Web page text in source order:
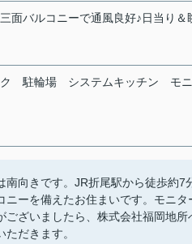
面バルコニーで通風良好♪日当り
駐輪場 システムキッチン モ
南向きです。JR折尾駅から徒歩約
ニーを備えたお住まいです。モニ
ございましたら、株式会社福岡地
だきます。